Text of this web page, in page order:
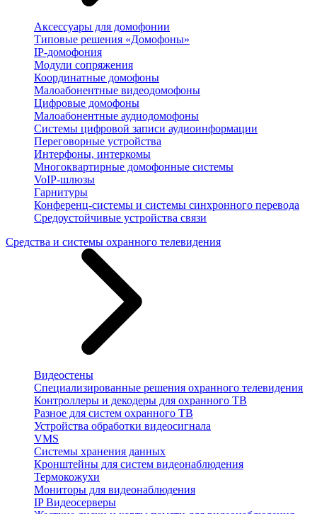
Аксессуары для домофонии
Типовые решения «Домофоны»
IP-домофония
Модули сопряжения
Координатные домофоны
Малоабонентные видеодомофоны
Цифровые домофоны
Малоабонентные аудиодомофоны
Системы цифровой записи аудиоинформации
Переговорные устройства
Интерфоны, интеркомы
Многоквартирные домофонные системы
VoIP-шлюзы
Гарнитуры
Конференц-системы и системы синхронного перевода
Средоустойчивые устройства связи
Средства и системы охранного телевидения
Видеостены
Специализированные решения охранного телевидения
Контроллеры и декодеры для охранного ТВ
Разное для систем охранного ТВ
Устройства обработки видеосигнала
VMS
Системы хранения данных
Кронштейны для систем видеонаблюдения
Термокожухи
Мониторы для видеонаблюдения
IP Видеосерверы